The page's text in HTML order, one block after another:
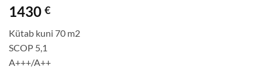
1430 €
Kütab kuni 70 m2
SCOP 5,1
A+++/A++